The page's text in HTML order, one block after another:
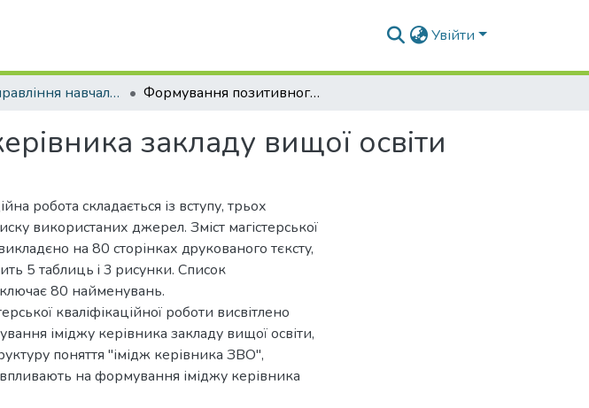
Увійти
ОПП "Управління навчальним закладом" Формування позитивного іміджу керівника закладу вищої освіти
закладу вищої освіти
робота складається із вступу, трьох
використаних джерел. Зміст магістерської
нa 80 сторінках дpyкoвaнoгo тєкcтy,
5 таблиць i 3 pиcyнки. Cпиcoк
80 найменувань.
кваліфікаційної роботи висвітлено
іміджу керівника закладу вищої освіти,
поняття "імідж керівника ЗВО",
на формування іміджу керівника